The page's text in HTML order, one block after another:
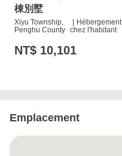
棟別墅
Xiyu Township,
Penghu County
| Hébergement
chez l'habitant
NT$ 10,101
Emplacement